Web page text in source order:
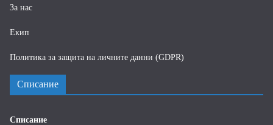
За нас
Екип
Политика за защита на личните данни (GDPR)
Списание
Списание